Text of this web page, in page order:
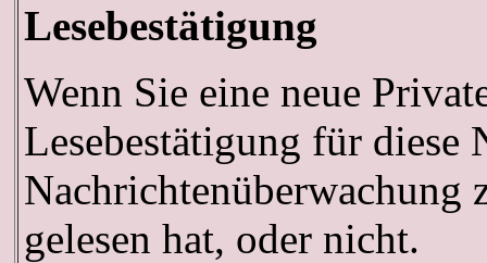
Lesebestätigung
Wenn Sie eine neue
Lesebestätigung für
Nachrichtenüberwachung
gelesen hat, oder nicht.